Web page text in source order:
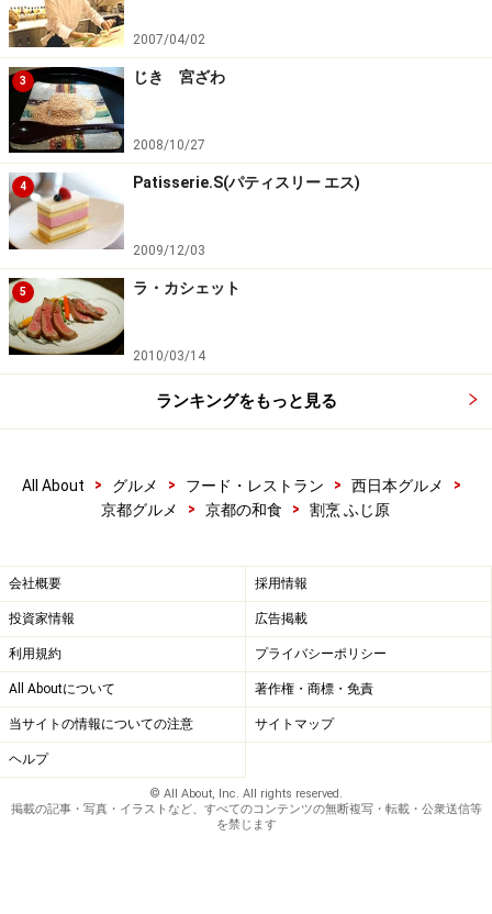
・「丸鍋」「鴨饅頭」
丸鍋
こちらは単品料理の「丸鍋」。グツグツと煮えたぎる鍋
には、あっさりとしたスッポンのエキスが凝縮してお
り、食べ進める毎に身体が温まります。寒い季節には特
に恋しくなる丸鍋ですが、コラーゲンもたっぷりですの
で、通年で女性にも人気の一品。
もう一品（写真左）は「鴨饅頭」。写真はコースからの
一品ですが、もちろん単品注文できます。「鴨饅頭」は
「たん熊」系の店では是非とも食べておきたい定番料理
で、こちらも身体が優しく温まる冬には欠かせない逸
品。鴨の旨味と繊細な出汁、それに異なった食感の妙が
水菓子
デザートは定番のジュレもの。この日は苺とラ・フラン
スに、梅酒とコアントローのジュレをかけた一品で、和
と洋を掛け合わせた、この店らしいデザートです。
様々な客層を満足させる懐の深さ
2007/04/02
3 じき 宮ざわ
2008/10/27
4 Patisserie.S(パティスリー エス)
2009/12/03
5 ラ・カシェット
2010/03/14
ランキングをもっと見る
All About > グルメ > フード・レストラン > 西日本グルメ
>
京都グルメ
> 京都の和食 > 割烹 ふじ原
会社概要 採用情報
投資家情報 広告掲載
利用規約 プライバシーポリシー
All Aboutについて 著作権・商標・免責
当サイトの情報についての注意 サイトマップ
ヘルプ
© All About, Inc. All rights reserved.
掲載の記事・写真・イラストなど、すべてのコンテンツの無断複写・転載・公衆送信等
を禁じます